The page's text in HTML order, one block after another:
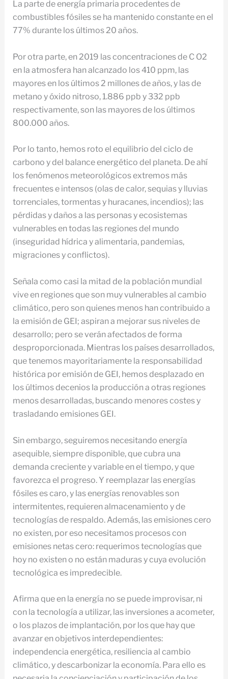
La parte de energía primaria procedentes de
combustibles fósiles se ha mantenido constante en el
77% durante los últimos 20 años.
Por otra parte, en 2019 las concentraciones de C O2
en la atmosfera han alcanzado los 410 ppm, las
mayores en los últimos 2 millones de años, y las de
metano y óxido nitroso, 1.886 ppb y 332 ppb
respectivamente, son las mayores de los últimos
800.000 años.
Por lo tanto, hemos roto el equilibrio del ciclo de
carbono y del balance energético del planeta. De ahí
los fenómenos meteorológicos extremos más
frecuentes e intensos (olas de calor, sequias y lluvias
torrenciales, tormentas y huracanes, incendios); las
pérdidas y daños a las personas y ecosistemas
vulnerables en todas las regiones del mundo
(inseguridad hídrica y alimentaria, pandemias,
migraciones y conflictos).
Señala como casi la mitad de la población mundial
vive en regiones que son muy vulnerables al cambio
climático, pero son quienes menos han contribuido a
la emisión de GEI; aspiran a mejorar sus niveles de
desarrollo; pero se verán afectados de forma
desproporcionada. Mientras los países desarrollados,
que tenemos mayoritariamente la responsabilidad
histórica por emisión de GEI, hemos desplazado en
los últimos decenios la producción a otras regiones
menos desarrolladas, buscando menores costes y
trasladando emisiones GEI.
Sin embargo, seguiremos necesitando energía
asequible, siempre disponible, que cubra una
demanda creciente y variable en el tiempo, y que
favorezca el progreso. Y reemplazar las energías
fósiles es caro, y las energías renovables son
intermitentes, requieren almacenamiento y de
tecnologías de respaldo. Además, las emisiones cero
no existen, por eso necesitamos procesos con
emisiones netas cero: requerimos tecnologías que
hoy no existen o no están maduras y cuya evolución
tecnológica es impredecible.
Afirma que en la energía no se puede improvisar, ni
con la tecnología a utilizar, las inversiones a acometer,
o los plazos de implantación, por los que hay que
avanzar en objetivos interdependientes:
independencia energética, resiliencia al cambio
climático, y descarbonizar la economía. Para ello es